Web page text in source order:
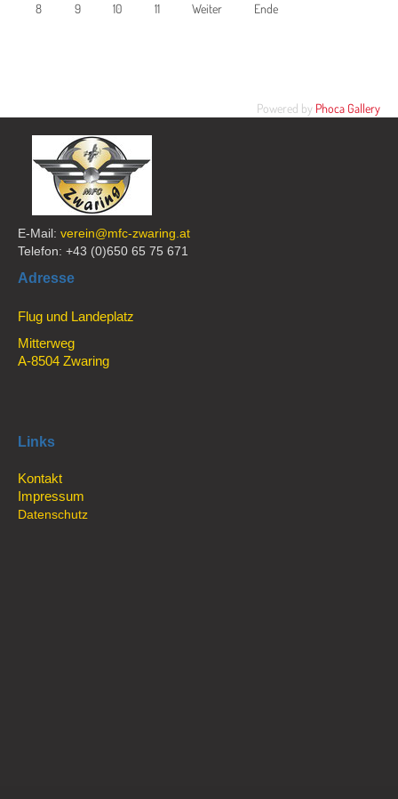
8 9 10 11 Weiter Ende
Powered by Phoca Gallery
E-Mail: verein@mfc-zwaring.at
Telefon: +43 (0)650 65 75 671
Adresse
Flug und Landeplatz
Mitterweg
A-8504 Zwaring
Links
Kontakt
Impressum
Datenschutz